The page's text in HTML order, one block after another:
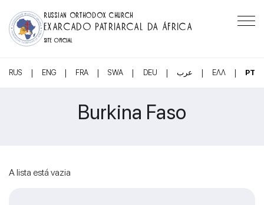
RUSSIAN ORTHODOX CHURCH
EXARCADO PATRIARCAL DA ÁFRICA
SITE OFICIAL
RUS | ENG | FRA | SWA | DEU | عرب | ΕΛΛ | PT
Burkina Faso
A lista está vazia